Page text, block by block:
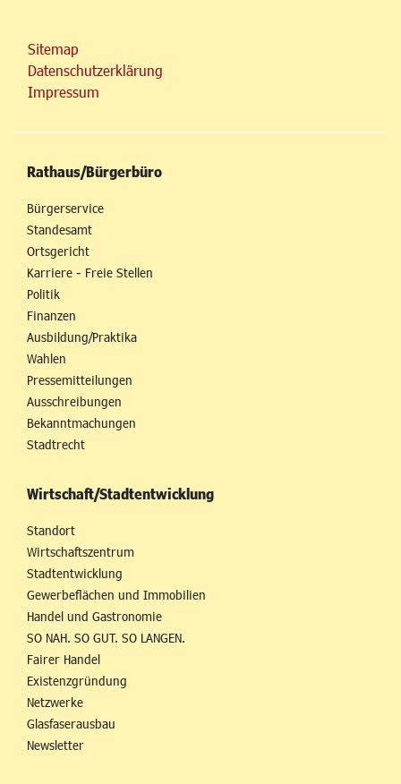
Sitemap
Datenschutzerklärung
Impressum
Rathaus/Bürgerbüro
Bürgerservice
Standesamt
Ortsgericht
Karriere - Freie Stellen
Politik
Finanzen
Ausbildung/Praktika
Wahlen
Pressemitteilungen
Ausschreibungen
Bekanntmachungen
Stadtrecht
Wirtschaft/Stadtentwicklung
Standort
Wirtschaftszentrum
Stadtentwicklung
Gewerbeflächen und Immobilien
Handel und Gastronomie
SO NAH. SO GUT. SO LANGEN.
Fairer Handel
Existenzgründung
Netzwerke
Glasfaserausbau
Newsletter